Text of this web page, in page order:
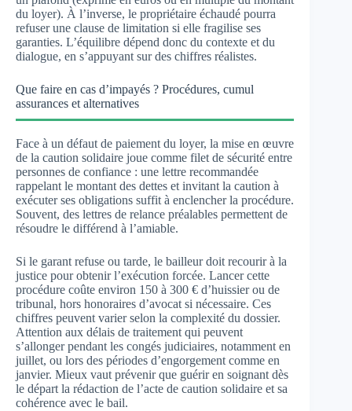
du loyer). À l’inverse, le propriétaire échaudé pourra
refuser une clause de limitation si elle fragilise ses
garanties. L’équilibre dépend donc du contexte et du
dialogue, en s’appuyant sur des chiffres réalistes.
Que faire en cas d’impayés ? Procédures, cumul
assurances et alternatives
Face à un défaut de paiement du loyer, la mise en œuvre
de la caution solidaire joue comme filet de sécurité entre
personnes de confiance : une lettre recommandée
rappelant le montant des dettes et invitant la caution à
exécuter ses obligations suffit à enclencher la procédure.
Souvent, des lettres de relance préalables permettent de
résoudre le différend à l’amiable.
Si le garant refuse ou tarde, le bailleur doit recourir à la
justice pour obtenir l’exécution forcée. Lancer cette
procédure coûte environ 150 à 300 € d’huissier ou de
tribunal, hors honoraires d’avocat si nécessaire. Ces
chiffres peuvent varier selon la complexité du dossier.
Attention aux délais de traitement qui peuvent
s’allonger pendant les congés judiciaires, notamment en
juillet, ou lors des périodes d’engorgement comme en
janvier. Mieux vaut prévenir que guérir en soignant dès
le départ la rédaction de l’acte de caution solidaire et sa
cohérence avec le bail.